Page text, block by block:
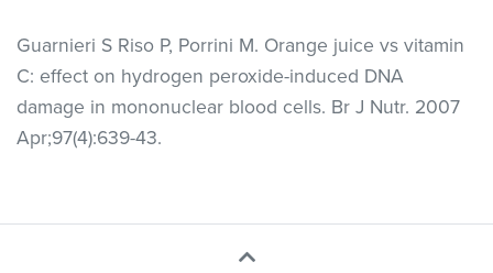
Guarnieri S Riso P, Porrini M. Orange juice vs vitamin
C: effect on hydrogen peroxide-induced DNA
damage in mononuclear blood cells. Br J Nutr. 2007
Apr;97(4):639-43.